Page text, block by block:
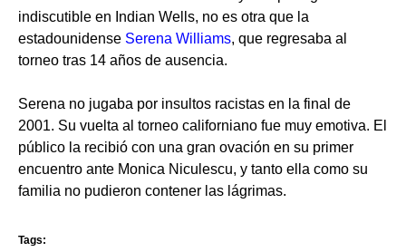
indiscutible en Indian Wells, no es otra que la
estadounidense Serena Williams, que regresaba al
torneo tras 14 años de ausencia.
Serena no jugaba por insultos racistas en la final de
2001. Su vuelta al torneo californiano fue muy emotiva. El
público la recibió con una gran ovación en su primer
encuentro ante Monica Niculescu, y tanto ella como su
familia no pudieron contener las lágrimas.
Tags: